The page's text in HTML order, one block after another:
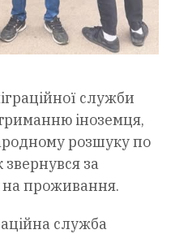
служби
іноземця,
розшуку по
звернувся за
проживання.
служба